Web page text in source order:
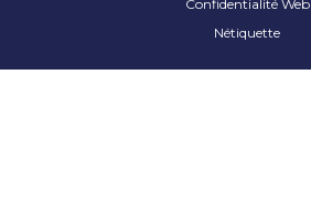
Confidentialité Web
Nétiquette